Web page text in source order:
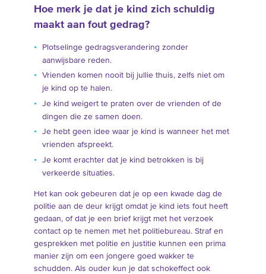
Hoe merk je dat je kind zich schuldig
maakt aan fout gedrag?
Plotselinge gedragsverandering zonder
aanwijsbare reden.
Vrienden komen nooit bij jullie thuis, zelfs niet om
je kind op te halen.
Je kind weigert te praten over de vrienden of de
dingen die ze samen doen.
Je hebt geen idee waar je kind is wanneer het met
vrienden afspreekt.
Je komt erachter dat je kind betrokken is bij
verkeerde situaties.
Het kan ook gebeuren dat je op een kwade dag de
politie aan de deur krijgt omdat je kind iets fout heeft
gedaan, of dat je een brief krijgt met het verzoek
contact op te nemen met het politiebureau. Straf en
gesprekken met politie en justitie kunnen een prima
manier zijn om een jongere goed wakker te
schudden. Als ouder kun je dat schokeffect ook